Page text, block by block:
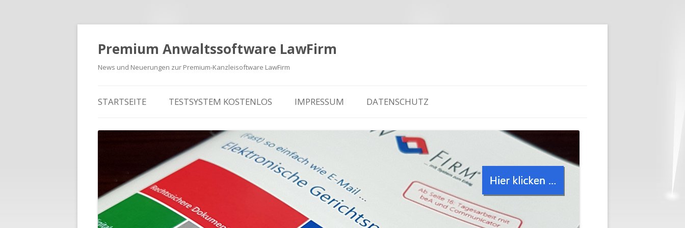
Premium Anwaltssoftware LawFirm
News und Neuerungen zur Premium-Kanzleisoftware LawFirm
STARTSEITE TESTSYSTEM KOSTENLOS IMPRESSUM DATENSCHUTZ